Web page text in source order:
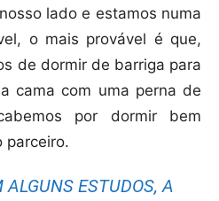
lado e estamos numa
o mais provável é que,
de dormir de barriga para
cama com uma perna de
por dormir bem
parceiro.
ALGUNS ESTUDOS, A